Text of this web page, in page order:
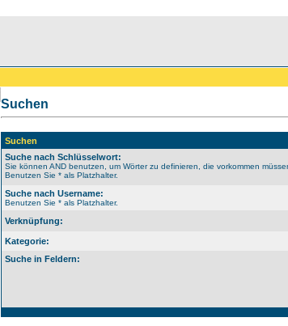
Suchen
Suchen
Suche nach Schlüsselwort:
Sie können AND benutzen, um Wörter zu definieren, die vorkommen
Benutzen Sie * als Platzhalter.
Suche nach Username:
Benutzen Sie * als Platzhalter.
Verknüpfung:
Kategorie:
Suche in Feldern: